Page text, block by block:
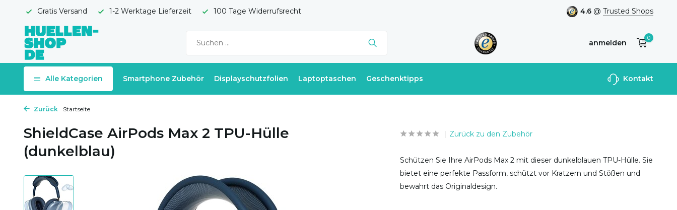
Gratis Versand 1-2 Werktage Lieferzeit 100 Tage Widerrufsrecht 4.6 @ Trusted Shops
anmelden
Benutzerkonto
0
Alle Kategorien Smartphone Zubehör Displayschutzfolien Laptoptaschen Geschenktipps Kontakt
Zurück Startseite
ShieldCase AirPods Max 2 TPU-Hülle
(dunkelblau)
Zurück zu den Zubehör
Schützen Sie Ihre AirPods Max 2 mit dieser dunkelblauen TPU-Hülle. Sie
bietet eine perfekte Passform, schützt vor Kratzern und Stößen und
bewahrt das Originaldesign.